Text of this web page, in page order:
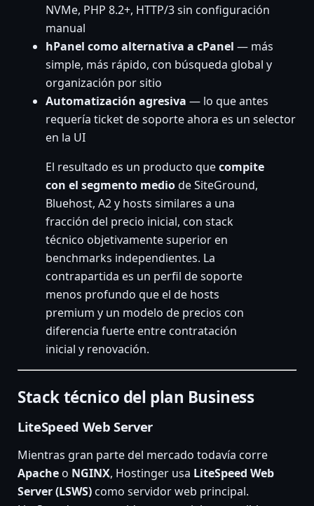
NVMe, PHP 8.2+, HTTP/3 sin configuración
manual
hPanel como alternativa a cPanel — más
simple, más rápido, con búsqueda global y
organización por sitio
Automatización agresiva — lo que antes
requería ticket de soporte ahora es un selector
en la UI
El resultado es un producto quecompite
con el segmento mediode SiteGround,
Bluehost, A2 y hosts similares a una
fracción del precio inicial, con stack
técnico objetivamente superior en
benchmarks independientes. La
contrapartida es un perfil de soporte
menos profundo que el de hosts
premium y un modelo de precios con
diferencia fuerte entre contratación
inicial y renovación.
Stack técnico del plan Business
LiteSpeed Web Server
Mientras gran parte del mercado todavía corre
Apache o NGINX, Hostinger usa LiteSpeed Web
Server (LSWS) como servidor web principal.